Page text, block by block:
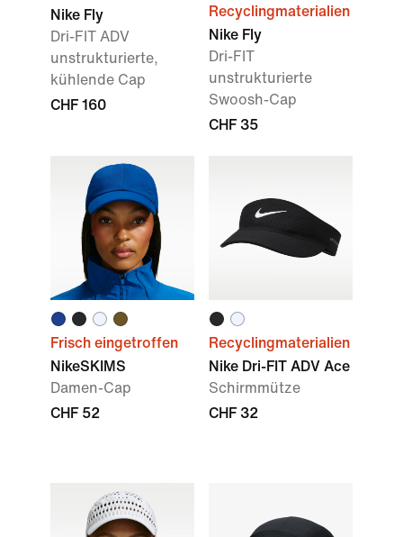
Nike Fly
Dri-FIT ADV
unstrukturierte,
kühlende Cap
CHF 160
Recyclingmaterialien
Nike Fly
Dri-FIT
unstrukturierte
Swoosh-Cap
CHF 35
Frisch eingetroffen
NikeSKIMS
Damen-Cap
CHF 52
Recyclingmaterialien
Nike Dri-FIT ADV Ace
Schirmmütze
CHF 32